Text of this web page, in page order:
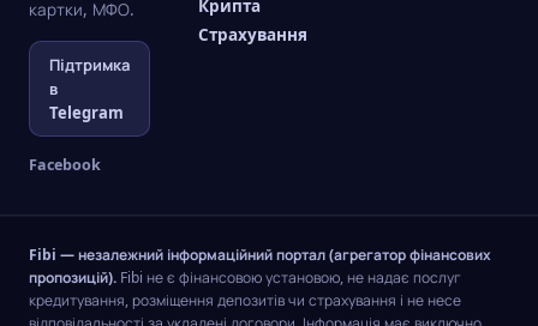
картки, МФО.
Підтримка
в
Telegram
Facebook
Крипта
Страхування
Fibi — незалежний інформаційний портал (агрегатор фінансових
пропозицій). Fibi не є фінансовою установою, не надає послуг
кредитування, розміщення депозитів чи страхування і не несе